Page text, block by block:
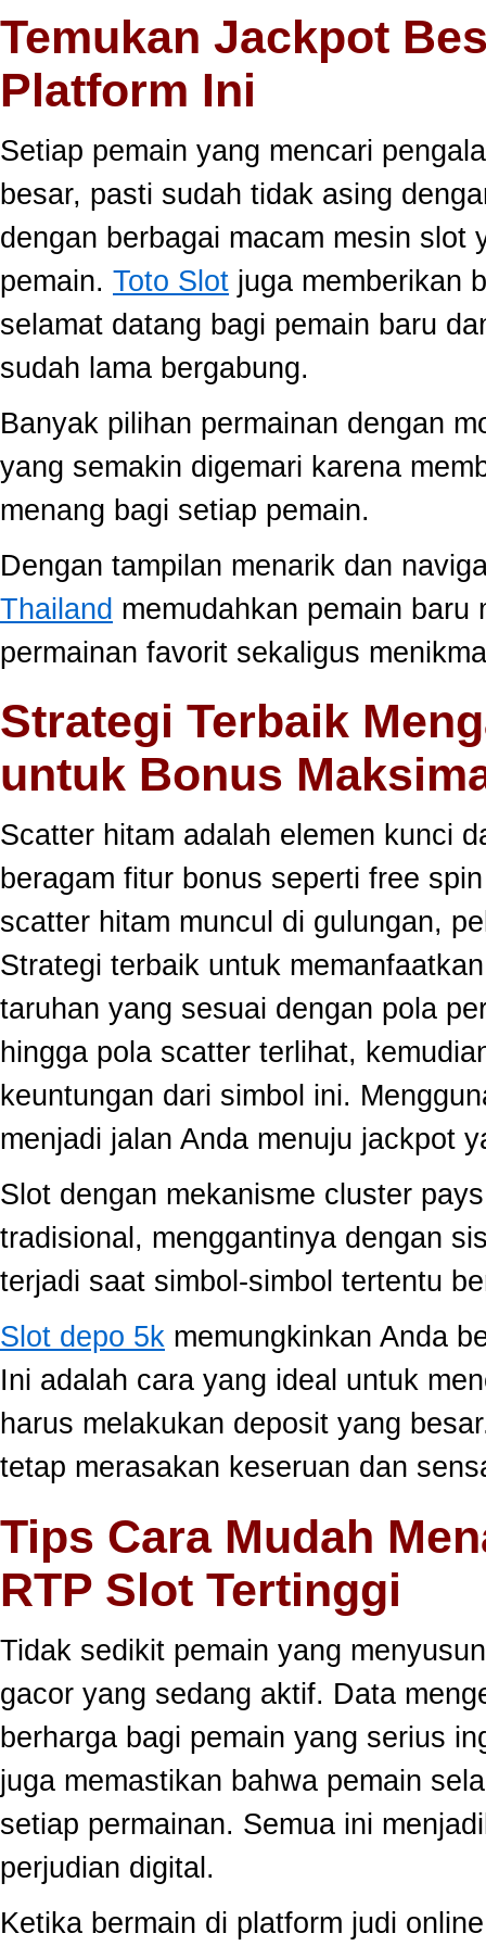
Temukan Jackpot
Platform Ini
Setiap pemain yang mencari
besar, pasti sudah tidak asing
dengan berbagai macam mesin slot
pemain. Toto Slot juga memberikan
selamat datang bagi pemain baru
sudah lama bergabung.
Banyak pilihan permainan dengan
yang semakin digemari karena
menang bagi setiap pemain.
Dengan tampilan menarik dan
Thailand memudahkan pemain baru
permainan favorit sekaligus
Strategi Terbaik
untuk Bonus
Scatter hitam adalah elemen kunci
beragam fitur bonus seperti free
scatter hitam muncul di gulungan,
Strategi terbaik untuk
taruhan yang sesuai dengan pola
hingga pola scatter terlihat,
keuntungan dari simbol ini.
menjadi jalan Anda menuju jackpot
Slot dengan mekanisme cluster
tradisional, menggantinya dengan
terjadi saat simbol-simbol tertentu
Slot depo 5k memungkinkan Anda
Ini adalah cara yang ideal untuk
harus melakukan deposit yang
tetap merasakan keseruan dan
Tips Cara Mudah
RTP Slot Tertinggi
Tidak sedikit pemain yang
gacor yang sedang aktif. Data
berharga bagi pemain yang serius
juga memastikan bahwa pemain
setiap permainan. Semua ini
perjudian digital.
Ketika bermain di platform judi